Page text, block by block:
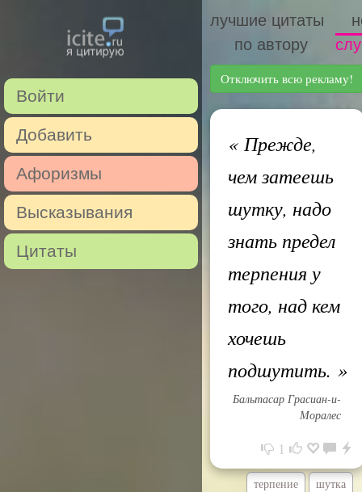
Войти
Добавить
Афоризмы
Высказывания
Цитаты
лучшие цитаты
по автору
Отключить всю рекламу!
«Прежде,
чем затеешь
шутку, надо
знать предел
терпения у
того, над кем
хочешь
подшутить. »
Бальтасар Грасиан-и-
Моралес
1
терпение шутка